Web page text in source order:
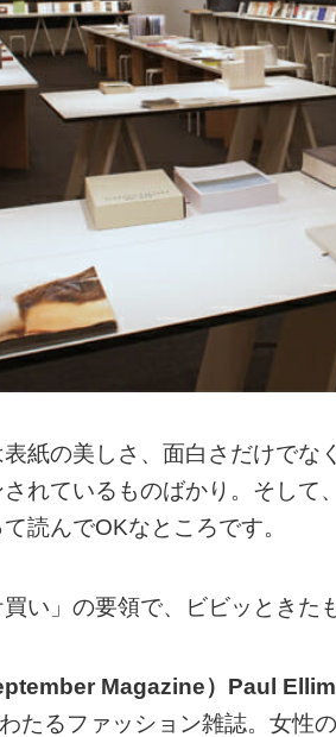
紙の美しさ、面白さだけで
れているものばかり。そし
読んでOKなところです。
い」の要領で、ビビッときた
Magazine）Paul
たるファッション雑誌。女性